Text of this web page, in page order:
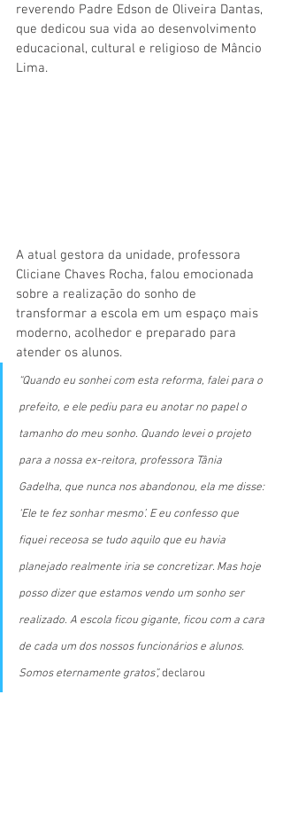
reverendo Padre Edson de Oliveira Dantas,
que dedicou sua vida ao desenvolvimento
educacional, cultural e religioso de Mâncio
Lima.
A atual gestora da unidade, professora
Cliciane Chaves Rocha, falou emocionada
sobre a realização do sonho de
transformar a escola em um espaço mais
moderno, acolhedor e preparado para
atender os alunos.
“Quando eu sonhei com esta reforma, falei para o
prefeito, e ele pediu para eu anotar no papel o
tamanho do meu sonho. Quando levei o projeto
para a nossa ex-reitora, professora Tânia
Gadelha, que nunca nos abandonou, ela me disse:
‘Ele te fez sonhar mesmo’. E eu confesso que
fiquei receosa se tudo aquilo que eu havia
planejado realmente iria se concretizar. Mas hoje
posso dizer que estamos vendo um sonho ser
realizado. A escola ficou gigante, ficou com a cara
de cada um dos nossos funcionários e alunos.
Somos eternamente gratos”, declarou